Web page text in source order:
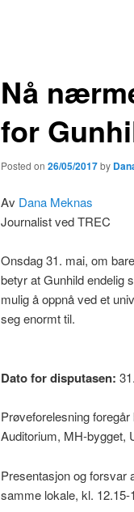
Nå
for
Posted on 26/05/2017by
Av Dana Meknas
Journalist ved TREC
Onsdag 31. mai, om
betyr at Gunhild endelig
mulig å oppnå ved et
seg enormt til.
Dato for disputasen:
Prøveforelesning
Auditorium, MH-bygget,
Presentasjon og forsvar
samme lokale, kl. 12.15-